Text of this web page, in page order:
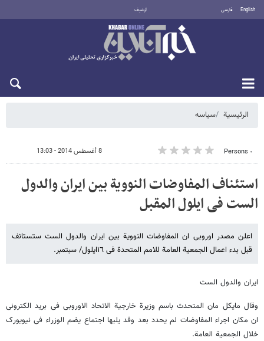
English فارسی أرشيف
الرئيسية سیاسه
٠ Persons 8 أغسطس 2014 - 13:03
استئناف المفاوضات النوویة بین ایران والدول
الست فی ایلول المقبل
اعلن مصدر اوروبی ان المفاوضات النوویة بین ایران والدول الست ستستانف
قبل بدء اعمال الجمعیة العامة للامم المتحدة فی ۱٦ایلول/ سبتمبر.
ایران والدول الست
وقال مایکل مان المتحدث باسم وزیرة خارجیة الاتحاد الاوروبی فی برید الکترونی
ان مکان اجراء المفاوضات لم یحدد بعد وقد یلیها اجتماع یضم الوزراء فی نیویورک
خلال الجمعیة العامة.